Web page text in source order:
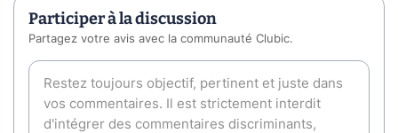
Participer à la discussion
Partagez votre avis avec la communauté Clubic.